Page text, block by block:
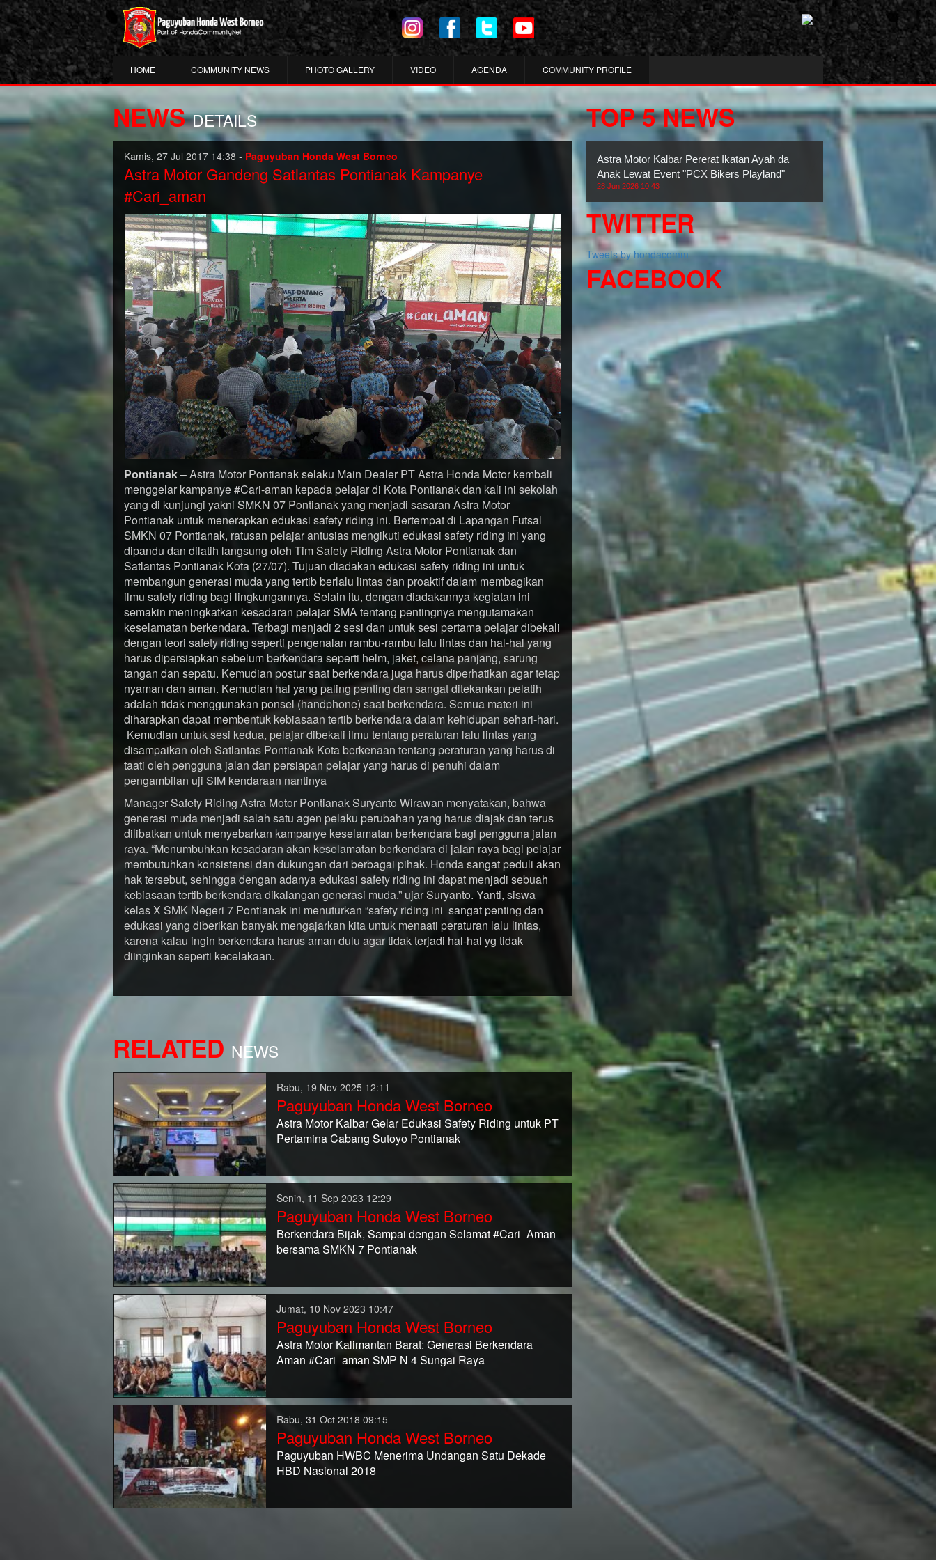
HOME COMMUNITY NEWS PHOTO GALLERY VIDEO AGENDA COMMUNITY PROFILE
NEWS DETAILS
Kamis, 27 Jul 2017 14:38 - Paguyuban Honda West Borneo
Astra Motor Gandeng Satlantas Pontianak Kampanye
#Cari_aman
Pontianak– Astra Motor Pontianak selaku Main Dealer PT Astra Honda Motor kembali
menggelar kampanye #Cari-aman kepada pelajar di Kota Pontianak dan kali ini sekolah
yang di kunjungi yakni SMKN 07 Pontianak yang menjadi sasaran Astra Motor
Pontianak untuk menerapkan edukasi safety riding ini. Bertempat di Lapangan Futsal
SMKN 07 Pontianak, ratusan pelajar antusias mengikuti edukasi safety riding ini yang
dipandu dan dilatih langsung oleh Tim Safety Riding Astra Motor Pontianak dan
Satlantas Pontianak Kota (27/07). Tujuan diadakan edukasi safety riding ini untuk
membangun generasi muda yang tertib berlalu lintas dan proaktif dalam membagikan
ilmu safety riding bagi lingkungannya. Selain itu, dengan diadakannya kegiatan ini
semakin meningkatkan kesadaran pelajar SMA tentang pentingnya mengutamakan
keselamatan berkendara. Terbagi menjadi 2 sesi dan untuk sesi pertama pelajar dibekali
dengan teori safety riding seperti pengenalan rambu-rambu lalu lintas dan hal-hal yang
harus dipersiapkan sebelum berkendara seperti helm, jaket, celana panjang, sarung
tangan dan sepatu. Kemudian postur saat berkendara juga harus diperhatikan agar tetap
nyaman dan aman. Kemudian hal yang paling penting dan sangat ditekankan pelatih
adalah tidak menggunakan ponsel (handphone) saat berkendara. Semua materi ini
diharapkan dapat membentuk kebiasaan tertib berkendara dalam kehidupan sehari-hari.
Kemudian untuk sesi kedua, pelajar dibekali ilmu tentang peraturan lalu lintas yang
disampaikan oleh Satlantas Pontianak Kota berkenaan tentang peraturan yang harus di
taati oleh pengguna jalan dan persiapan pelajar yang harus di penuhi dalam
pengambilan uji SIM kendaraan nantinya
Manager Safety Riding Astra Motor Pontianak Suryanto Wirawan menyatakan, bahwa
generasi muda menjadi salah satu agen pelaku perubahan yang harus diajak dan terus
dilibatkan untuk menyebarkan kampanye keselamatan berkendara bagi pengguna jalan
raya. “Menumbuhkan kesadaran akan keselamatan berkendara di jalan raya bagi pelajar
membutuhkan konsistensi dan dukungan dari berbagai pihak. Honda sangat peduli akan
hak tersebut, sehingga dengan adanya edukasi safety riding ini dapat menjadi sebuah
kebiasaan tertib berkendara dikalangan generasi muda.” ujar Suryanto. Yanti, siswa
kelas X SMK Negeri 7 Pontianak ini menuturkan “safety riding ini sangat penting dan
edukasi yang diberikan banyak mengajarkan kita untuk menaati peraturan lalu lintas,
karena kalau ingin berkendara harus aman dulu agar tidak terjadi hal-hal yg tidak
diinginkan seperti kecelakaan.
RELATED NEWS
Rabu, 19 Nov 2025 12:11
Paguyuban Honda West Borneo
Astra Motor Kalbar Gelar Edukasi Safety Riding untuk PT
Pertamina Cabang Sutoyo Pontianak
Senin, 11 Sep 2023 12:29
Paguyuban Honda West Borneo
Berkendara Bijak, Sampai dengan Selamat #Cari_Aman
bersama SMKN 7 Pontianak
Jumat, 10 Nov 2023 10:47
Paguyuban Honda West Borneo
Astra Motor Kalimantan Barat: Generasi Berkendara
Aman #Cari_aman SMP N 4 Sungai Raya
Rabu, 31 Oct 2018 09:15
Paguyuban Honda West Borneo
Paguyuban HWBC Menerima Undangan Satu Dekade
HBD Nasional 2018
TOP 5 NEWS
Astra Motor Kalbar Pererat Ikatan Ayah dan
Anak Lewat Event "PCX Bikers Playland"
28 Jun 2026 10:43
TWITTER
Tweets by hondacomm
FACEBOOK